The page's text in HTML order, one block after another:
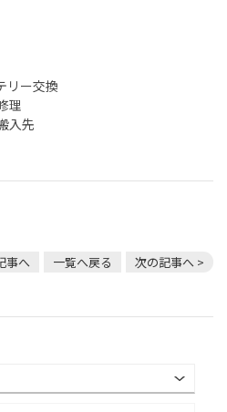
リー交換
理
入先
事へ 一覧へ戻る 次の記事へ >